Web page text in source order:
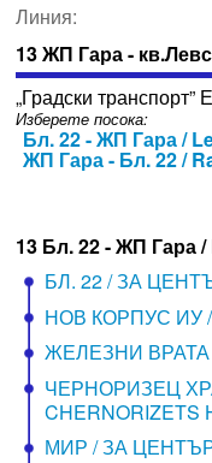
Линия:
13 ЖП Гара -
„Градски
Изберете посока:
Бл. 22 - ЖП Гара /
ЖП Гара - Бл. 22 /
13 Бл. 22 - ЖП Гара /
БЛ. 22 / ЗА
НОВ КОРПУС ИУ /
ЖЕЛЕЗНИ ВРАТА
ЧЕРНОРИЗЕЦ
CHERNORIZETS
МИР / ЗА ЦЕНТЪР